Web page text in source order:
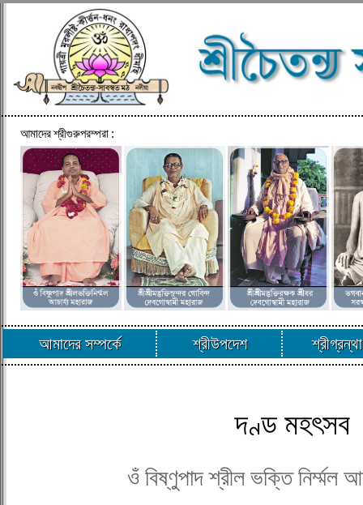
আমাদের শ্রীগুরুপরম্পরা :
আমাদের সম্পর্কে শ্রীউপদেশ
দণ্ড মহৎসব
ওঁ বিষ্ণুপাদ শ্রীল ভক্তি নির্ম্মল